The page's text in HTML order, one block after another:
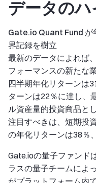
データのハ
Gate.io Quant Fund が
界記録を樹立
最新のデータによれば
フォーマンスの新たな
四半期年化リターンは
ターンは22％に達し、
ル資産量的投資商品と
注目すべきは、短期投
の年化リターンは38％
Gate.ioの量子ファンド
ラスの量子チームによ